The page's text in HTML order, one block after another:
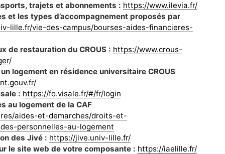
trajets et abonnements : https://www.ilevia.fr/
et les types d’accompagnement proposés par
lille.fr/vie-des-campus/bourses-aides-financieres-
de restauration du CROUS : https://www.crous-
logement en résidence universitaire CROUS
: https://fo.visale.fr/#/fr/login
au logement de la CAF
aides-et-demarches/droits-et-
personnelles-au-logement
des Jivé : https://jive.univ-lille.fr/
le site web de votre composante : https://iaelille.fr/